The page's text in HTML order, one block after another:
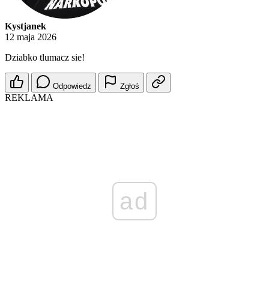
Kystjanek
12 maja 2026
Dziabko tlumacz sie!
Odpowiedz Zgłoś
REKLAMA
ad